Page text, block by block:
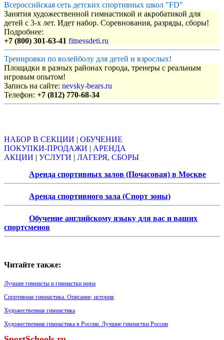
Всероссийская сеть детских спортивных школ "FD"
Занятия художественной гимнастикой и акробатикой для
детей с 3-х лет. Идет набор. Соревнования, разряды, сборы!
Подробнее:
+7 (800) 301-63-41 fitnessdeti.ru
Тренировки по волейболу для детей и взрослых!
Площадки в разных районах города, тренеры с реальным
игровым опытом!
Запись на сайте: nevsky-bears.ru
Телефон: +7 (812) 770-68-34
НАБОР В СЕКЦИИ | ОБУЧЕНИЕ
ПОКУПКИ-ПРОДАЖИ | АРЕНДА
АКЦИИ | УСЛУГИ | ЛАГЕРЯ, СБОРЫ
Аренда спортивных залов (Почасовая) в Москве
Аренда спортивного зала (Спорт зоны)
Обучение английскому языку для вас и ваших
спортсменов
Читайте также:
Лучшие гимнасты и гимнастки мира
Спортивная гимнастика. Описание, история
Художественная гимнастика
Художественная гимнастика в России. Лучшие гимнастки России